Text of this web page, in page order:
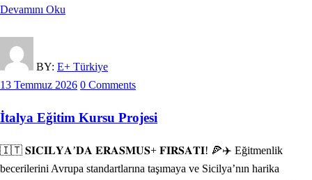
Devamını Oku
BY: E+ Türkiye
13 Temmuz 2026 0 Comments
İtalya Eğitim Kursu Projesi
🇮🇹 𝐒𝐈̇𝐂𝐈̇𝐋𝐘𝐀’𝐃𝐀 𝐄𝐑𝐀𝐒𝐌𝐔𝐒+ 𝐅𝐈̇𝐑𝐒𝐀𝐓𝐈! 🍕✈️ Eğitmenlik
becerilerini Avrupa standartlarına taşımaya ve Sicilya’nın harika